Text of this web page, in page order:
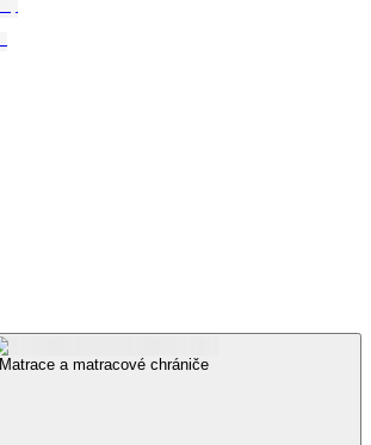
Matrace a matracové chrániče